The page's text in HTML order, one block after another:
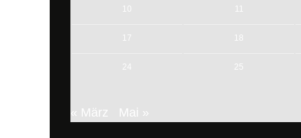
10 11
17 18
24 25
« März Mai »